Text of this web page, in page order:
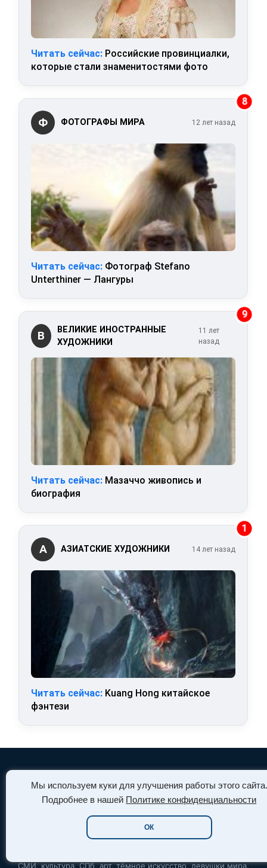
Мы используем куки для улучшения работы этого сайта.
Подробнее в нашей Политике конфиденциальности
ОК
Читать сейчас: Российские провинциалки,
которые стали знаменитостями фото
8
Ф ФОТОГРАФЫ МИРА 12 лет назад
Читать сейчас: Фотограф Stefano
Unterthiner — Лангуры
9
В
ВЕЛИКИЕ ИНОСТРАННЫЕ
ХУДОЖНИКИ
11 лет
назад
Читать сейчас: Мазаччо живопись и
биография
1
А АЗИАТСКИЕ ХУДОЖНИКИ 14 лет назад
Читать сейчас: Kuang Hong китайское
фэнтези
АРТ-АССОРТИ
Информационный портал и мультисайт. Эксклюзивный
СМИ, культура, СПб, арт, тёмное искусство, девушки мира,